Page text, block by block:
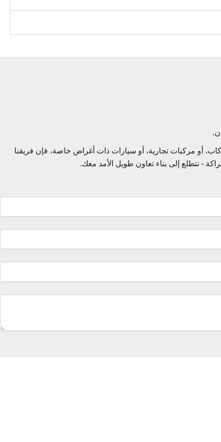
أو مركبات تجارية، أو سيارات ذات أغراض خاصة، فإن فريقنا
- نتطلع إلى بناء تعاون طويل الأمد معك.